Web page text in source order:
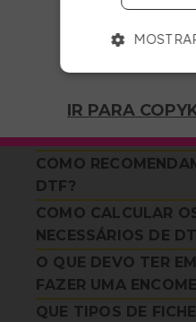
IR PARA
TEM
O SERVIÇO?
COMO VOU
ENCOMENDA DTF?
COMO
DTF?
COMO CALCULAR
NECESSÁRIOS DE
O QUE DEVO TER
FAZER UMA
QUE TIPOS DE